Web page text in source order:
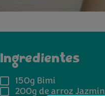
Ingredientes
150g Bimi
200g de arroz Jazmín